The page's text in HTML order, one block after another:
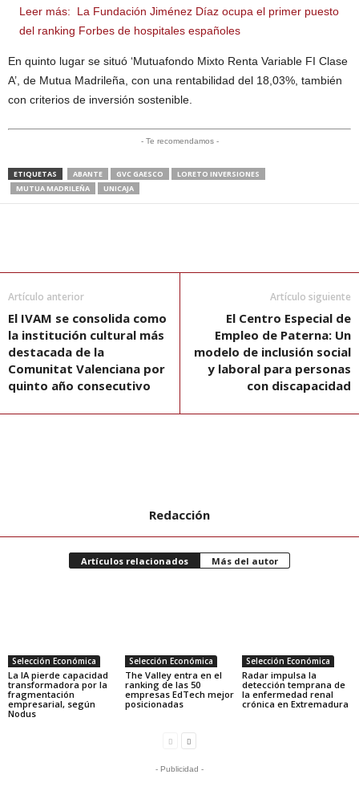
Leer más:
La Fundación Jiménez Díaz ocupa el primer puesto
del ranking Forbes de hospitales españoles
En quinto lugar se situó ‘Mutuafondo Mixto Renta Variable FI Clase
A’, de Mutua Madrileña, con una rentabilidad del 18,03%, también
con criterios de inversión sostenible.
- Te recomendamos -
ETIQUETAS ABANTE GVC GAESCO
LORETO INVERSIONES
MUTUA MADRILEÑA
UNICAJA
Artículo anterior
El IVAM se consolida como
la institución cultural más
destacada de la
Comunitat Valenciana por
quinto año consecutivo
Artículo siguiente
El Centro Especial de
Empleo de Paterna: Un
modelo de inclusión social
y laboral para personas
con discapacidad
Redacción
Artículos relacionados Más del autor
Selección Económica
La IA pierde capacidad
transformadora por la
fragmentación
empresarial, según
Nodus
Selección Económica
The Valley entra en el
ranking de las 50
empresas EdTech mejor
posicionadas
Selección Económica
Radar impulsa la
detección temprana de
la enfermedad renal
crónica en Extremadura
- Publicidad -